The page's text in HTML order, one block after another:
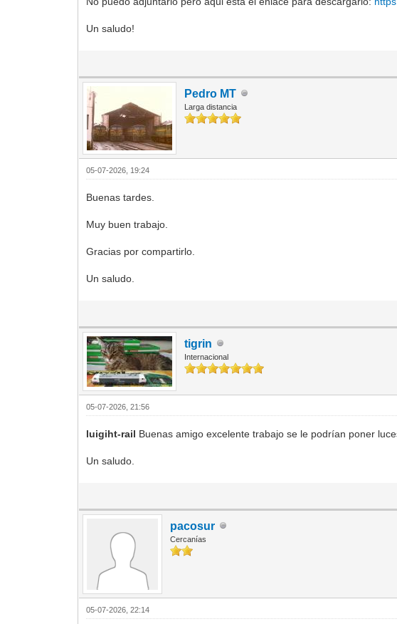
Un saludo!
Pedro MT
Larga distancia
05-07-2026, 19:24
Buenas tardes.
Muy buen trabajo.
Gracias por compartirlo.
Un saludo.
tigrin
Internacional
05-07-2026, 21:56
luigiht-rail Buenas amigo excelente trabajo se le podrían poner
Un saludo.
pacosur
Cercanías
05-07-2026, 22:14